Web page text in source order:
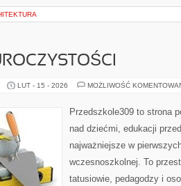
LUT - 15 - 2026 MOŻLIWOŚĆ
Przedszkole309 to strona
nad dziećmi, edukacji
najważniejsze w
wczesnoszkolnej. To
tatusiowie, pedagodzy i